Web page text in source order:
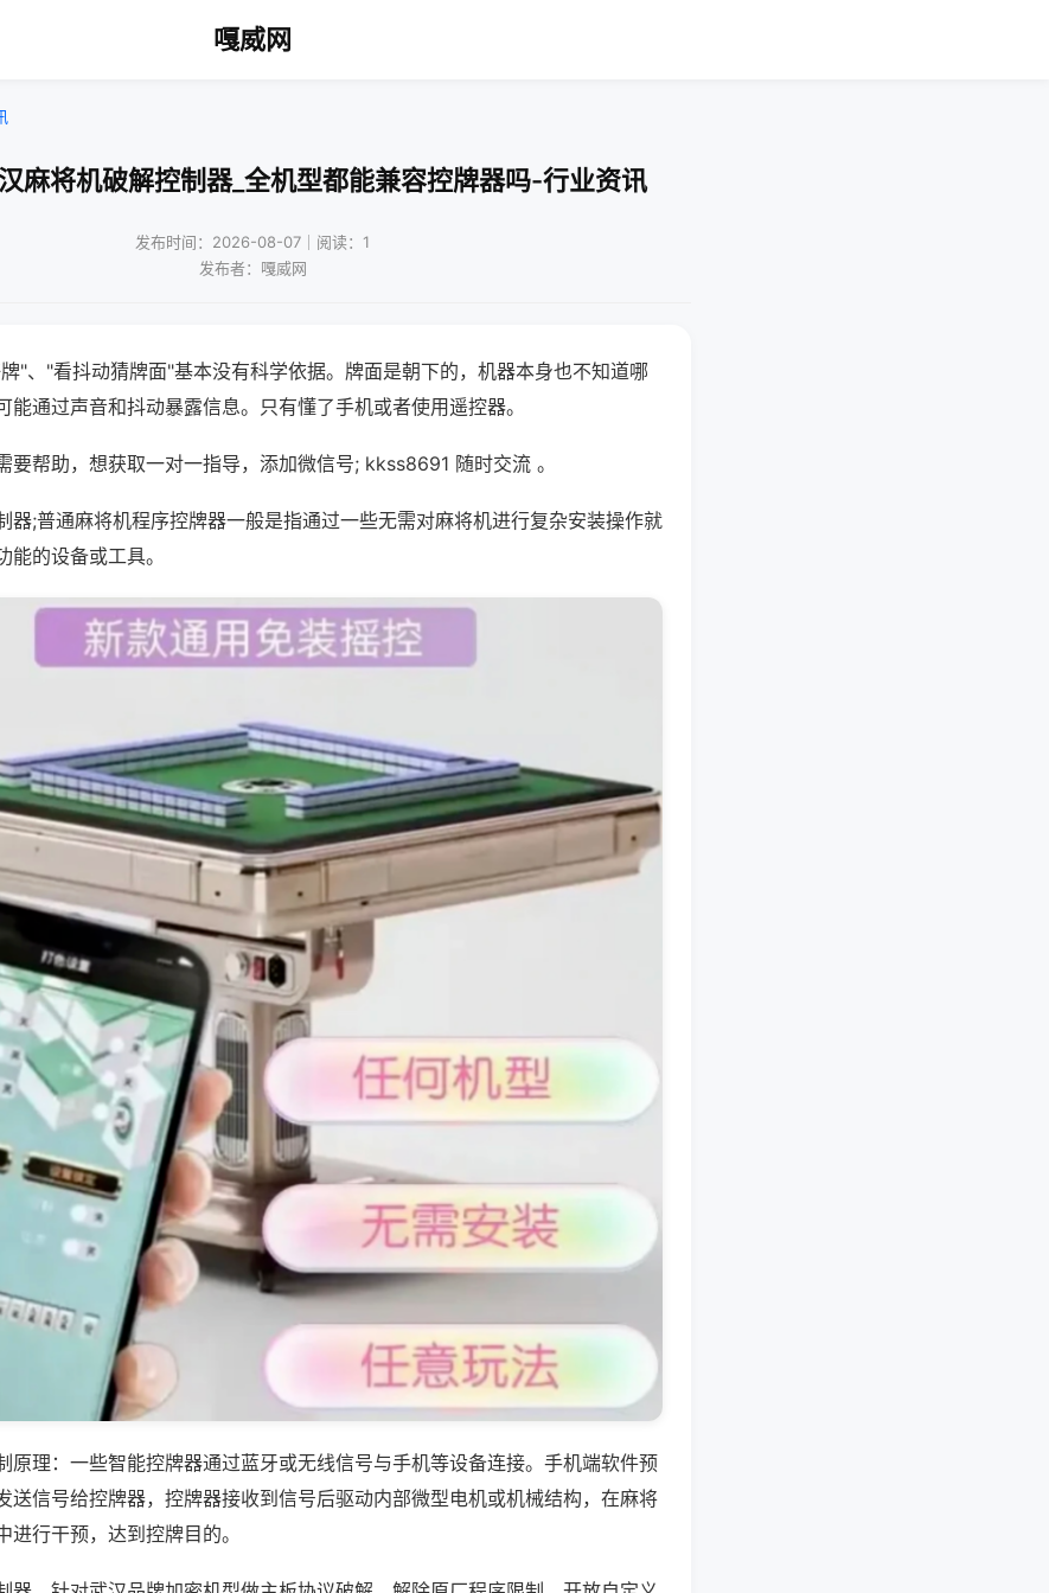
嘎威网
麻将机破解控制器_全机型都能兼容控牌器吗-行业资讯
发布时间：2026-08-07｜阅读：1
发布者：嘎威网
"、"看抖动猜牌面"基本没有科学依据。牌面是朝下的，机器本身也不知道哪
能通过声音和抖动暴露信息。只有懂了手机或者使用遥控器。
要帮助，想获取一对一指导，添加微信号; kkss8691 随时交流 。
器;普通麻将机程序控牌器一般是指通过一些无需对麻将机进行复杂安装操作就
能的设备或工具。
原理：一些智能控牌器通过蓝牙或无线信号与手机等设备连接。手机端软件预
送信号给控牌器，控牌器接收到信号后驱动内部微型电机或机械结构，在麻将
进行干预，达到控牌目的。